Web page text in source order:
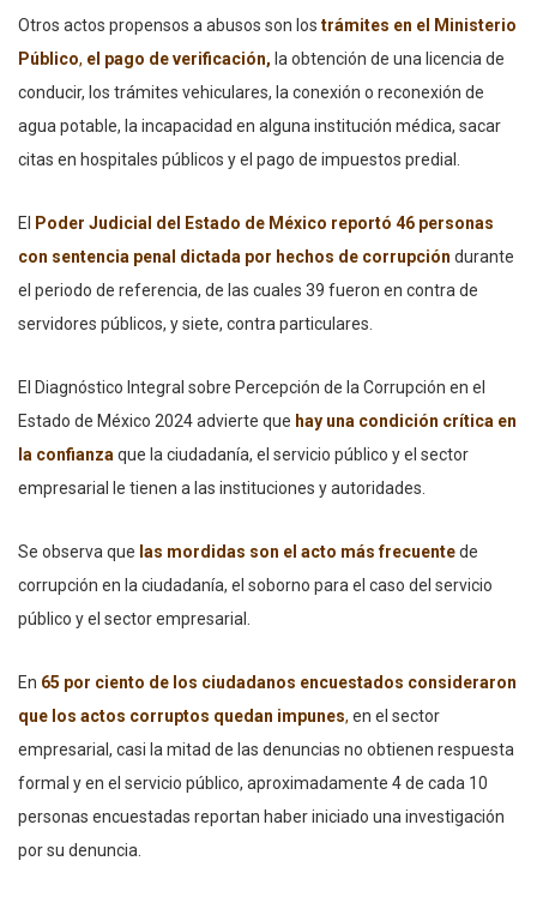
Otros actos propensos a abusos son los trámites en el Ministerio
Público, el pago de verificación, la obtención de una licencia de
conducir, los trámites vehiculares, la conexión o reconexión de
agua potable, la incapacidad en alguna institución médica, sacar
citas en hospitales públicos y el pago de impuestos predial.
El
Poder Judicial del Estado de México reportó 46 personas
con sentencia penal dictada por hechos de corrupción durante
el periodo de referencia, de las cuales 39 fueron en contra de
servidores públicos, y siete, contra particulares.
El Diagnóstico Integral sobre Percepción de la Corrupción en el
Estado de México 2024 advierte que hay una condición crítica en
la confianza que la ciudadanía, el servicio público y el sector
empresarial le tienen a las instituciones y autoridades.
Se observa que las mordidas son el acto más frecuentede
corrupción en la ciudadanía, el soborno para el caso del servicio
público y el sector empresarial.
En 65 por ciento de los ciudadanos encuestados consideraron
que los actos corruptos quedan impunes, en el sector
empresarial, casi la mitad de las denuncias no obtienen respuesta
formal y en el servicio público, aproximadamente 4 de cada 10
personas encuestadas reportan haber iniciado una investigación
por su denuncia.